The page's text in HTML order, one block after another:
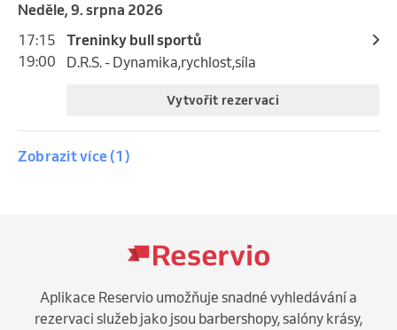
neděle, 9. srpna 2026
17:15
19:00
Treninky bull sportů
D.R.S. - Dynamika,rychlost,síla
Vytvořit rezervaci
Zobrazit více (1)
Vytvořit rezervaci
Aplikace Reservio umožňuje snadné vyhledávání a
rezervaci služeb jako jsou barbershopy, salóny krásy,